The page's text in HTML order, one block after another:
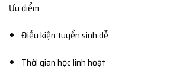
Ưu điểm:
Điều kiện tuyển sinh dễ
Thời gian học linh hoạt